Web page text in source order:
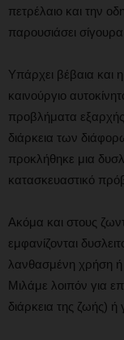
πετρέλαιο και την
παρουσιάσει σίγουρα
Υπάρχει βέβαια και
καινούργιο
προβλήματα
διάρκεια των
προκλήθηκε μια
κατασκευαστικό
Ακόμα και στους
εμφανίζονται
λανθασμένη χρήση
Μιλάμε λοιπόν για
διάρκεια της ζωής) ή